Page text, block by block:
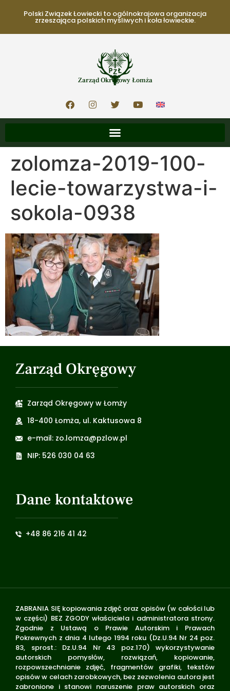
Polski Związek Łowiecki to ogólnokrajowa organizacja
zrzeszająca polskich myśliwych i koła łowieckie.
Zarząd Okręgowy Łomża
zolomza-2019-100-
lecie-towarzystwa-i-
sokola-0938
Zarząd Okręgowy
Zarząd Okręgowy w Łomży
18-400 Łomża, ul. Kaktusowa 8
e-mail: zo.lomza@pzlow.pl
NIP: 526 030 04 63
Dane kontaktowe
+48 86 216 41 42
ZABRANIA SIĘ kopiowania zdjęć oraz opisów (w całości lub
w części) BEZ ZGODY właściciela i administratora strony.
Zgodnie z Ustawą o Prawie Autorskim i Prawach
Pokrewnych z dnia 4 lutego 1994 roku (Dz.U.94 Nr 24 poz.
83, sprost.: Dz.U.94 Nr 43 poz.170) wykorzystywanie
autorskich pomysłów, rozwiązań, kopiowanie,
rozpowszechnianie zdjęć, fragmentów grafiki, tekstów
opisów w celach zarobkowych, bez zezwolenia autora jest
zabronione i stanowi naruszenie praw autorskich oraz